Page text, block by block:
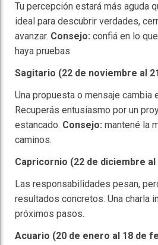
Tu percepción estará más aguda
ideal para descubrir verdades,
avanzar. Consejo: confiá en lo
haya pruebas.
Sagitario (22 de noviembre al
Una propuesta o mensaje cambia
Recuperás entusiasmo por un
estancado. Consejo: mantené la
caminos.
Capricornio (22 de diciembre
Las responsabilidades pesan,
resultados concretos. Una charla
próximos pasos.
Acuario (20 de enero al 18 de